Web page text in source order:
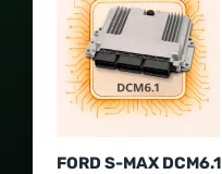
FORD S-MAX DCM6.1